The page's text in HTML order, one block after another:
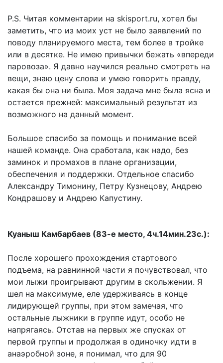
P.S. Читая комментарии на skisport.ru, хотел бы
заметить, что из моих уст не было заявлений по
поводу планируемого места, тем более в тройке
или в десятке. Не имею привычки бежать «впереди
паровоза». Я давно научился реально смотреть на
вещи, знаю цену слова и умею говорить правду,
какая бы она ни была. Моя задача мне была ясна и
остается прежней: максимальный результат из
возможного на данный момент.
Большое спасибо за помощь и понимание всей
нашей команде. Она сработала, как надо, без
заминок и промахов в плане организации,
обеспечения и поддержки. Отдельное спасибо
Александру Тимонину, Петру Кузнецову, Андрею
Кондрашову и Андрею Капустину.
Куаныш Камбарбаев (83-е место, 4ч.14мин.23с.):
После хорошего прохождения стартового
подъема, на равнинной части я почувствовал, что
мои лыжи проигрывают другим в скольжении. Я
шел на максимуме, еле удерживаясь в конце
лидирующей группы, при этом замечая, что
остальные лыжники в группе идут, особо не
напрягаясь. Отстав на первых же спусках от
первой группы и продолжая в одиночку идти в
анаэробной зоне, я понимал, что для 90